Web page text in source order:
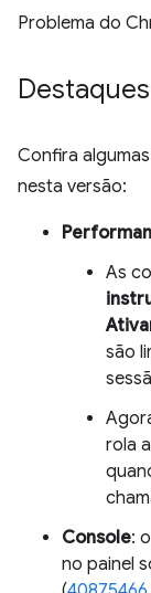
Problema do
Confira
nesta versão:
As
são
rola
Console:
no painel